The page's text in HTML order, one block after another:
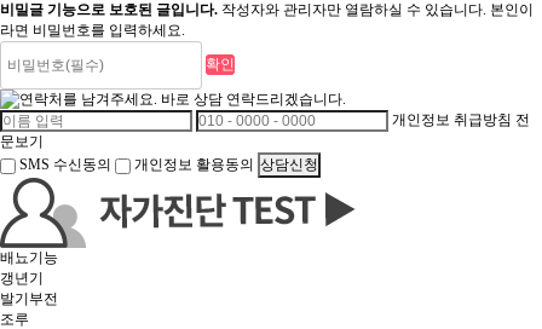
비밀글 기능으로 보호된 글입니다. 작성자와 관리자만 열람하실 수 있습니다. 본인이
라면 비밀번호를 입력하세요.
개인정보 취급방침 전
문보기
SMS 수신동의
개인정보 활용동의 상담신청
배뇨기능
갱년기
발기부전
조루